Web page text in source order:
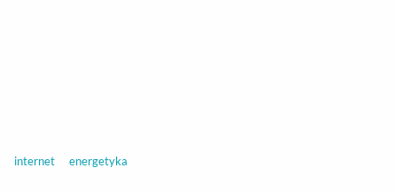
internet energetyka